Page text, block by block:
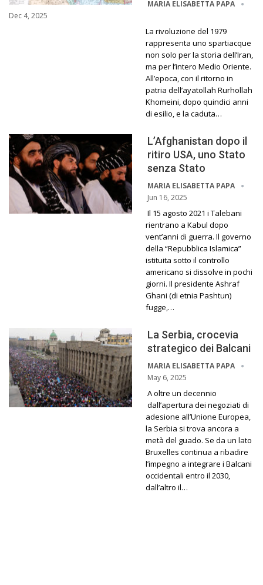
MARIA ELISABETTA PAPA
Dec 4, 2025
La rivoluzione del 1979
rappresenta uno spartiacque
non solo per la storia dell’Iran,
ma per l’intero Medio Oriente.
All’epoca, con il ritorno in
patria dell’ayatollah Rurhollah
Khomeini, dopo quindici anni
di esilio, e la caduta…
L’Afghanistan dopo il
ritiro USA, uno Stato
senza Stato
MARIA ELISABETTA PAPA
Jun 16, 2025
Il 15 agosto 2021 i Talebani
rientrano a Kabul dopo
vent’anni di guerra. Il governo
della “Repubblica Islamica”
istituita sotto il controllo
americano si dissolve in pochi
giorni. Il presidente Ashraf
Ghani (di etnia Pashtun)
fugge,…
La Serbia, crocevia
strategico dei Balcani
MARIA ELISABETTA PAPA
May 6, 2025
A oltre un decennio
dall’apertura dei negoziati di
adesione all’Unione Europea,
la Serbia si trova ancora a
metà del guado. Se da un lato
Bruxelles continua a ribadire
l’impegno a integrare i Balcani
occidentali entro il 2030,
dall’altro il…